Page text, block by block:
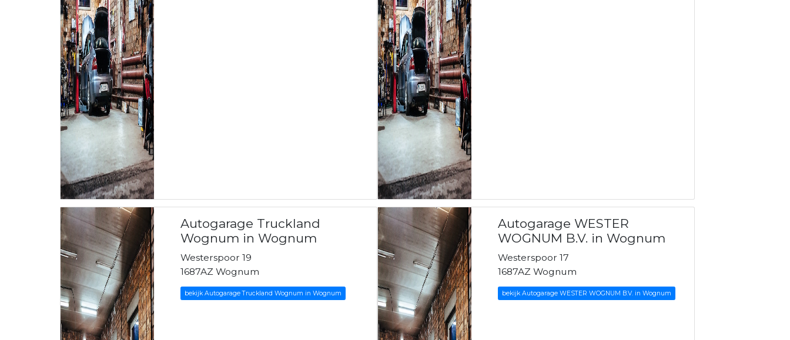
Autogarage Truckland
Wognum in Wognum
Westerspoor 19
1687AZ Wognum
bekijk Autogarage Truckland Wognum in Wognum
Autogarage WESTER
WOGNUM B.V. in Wognum
Westerspoor 17
1687AZ Wognum
bekijk Autogarage WESTER WOGNUM B.V. in Wognum